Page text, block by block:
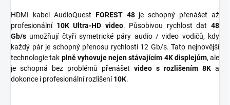
HDMI kabel AudioQuest FOREST 48 je schopný přenášet až
profesionální 10K Ultra-HD video. Působivou rychlost dat48
Gb/s umožňují čtyři symetrické páry audio / video vodičů, kdy
každý pár je schopný přenosu rychlostí 12 Gb/s. Tato nejnovější
technologie tak plně vyhovuje nejen stávajícím 4K displejům, ale
je schopná bez problémů přenášet video s rozlišením 8K a
dokonce i profesionální rozlišení10K.